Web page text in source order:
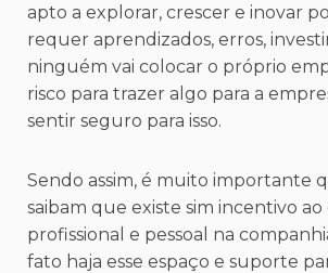
apto a explorar, crescer e inovar
requer aprendizados, erros,
ninguém vai colocar o próprio
risco para trazer algo para a
sentir seguro para isso.
Sendo assim, é muito importante
saibam que existe sim incentivo
profissional e pessoal na
fato haja esse espaço e suporte